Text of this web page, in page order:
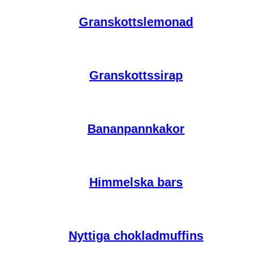
Granskottslemonad
Granskottssirap
Bananpannkakor
Himmelska bars
Nyttiga chokladmuffins